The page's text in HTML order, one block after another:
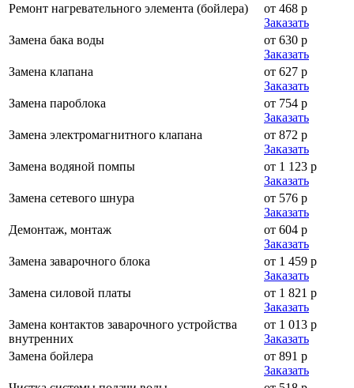
Ремонт нагревательного элемента (бойлера)
от 468 р
Заказать
Замена бака воды
от 630 р
Заказать
Замена клапана
от 627 р
Заказать
Замена пароблока
от 754 р
Заказать
Замена электромагнитного клапана
от 872 р
Заказать
Замена водяной помпы
от 1 123 р
Заказать
Замена сетевого шнура
от 576 р
Заказать
Демонтаж, монтаж
от 604 р
Заказать
Замена заварочного блока
от 1 459 р
Заказать
Замена силовой платы
от 1 821 р
Заказать
Замена контактов заварочного устройства
внутренних
от 1 013 р
Заказать
Замена бойлера
от 891 р
Заказать